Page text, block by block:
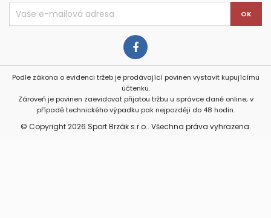
Podle zákona o evidenci tržeb je prodávající povinen vystavit kupujícímu
účtenku.
Zároveň je povinen zaevidovat přijatou tržbu u správce daně online; v
případě technického výpadku pak nejpozději do 48 hodin.
© Copyright 2026 Sport Brzák s.r.o.. Všechna práva vyhrazena.